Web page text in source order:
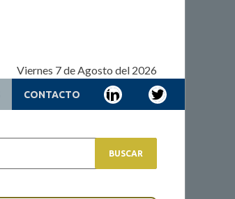
Viernes 7 de Agosto del 2026
CONTACTO